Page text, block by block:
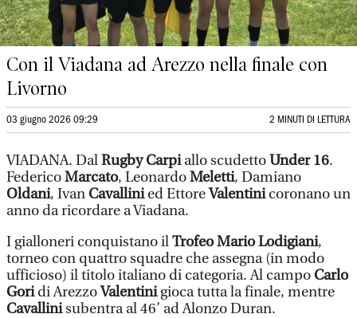
Con il Viadana ad Arezzo nella finale con
Livorno
03 giugno 2026 09:29 2 MINUTI DI LETTURA
VIADANA. DalRugby Carpiallo scudettoUnder 16.
FedericoMarcato, LeonardoMeletti, Damiano
Oldani, Ivan Cavallinied EttoreValentinicoronano un
anno da ricordare a Viadana.
I gialloneri conquistano ilTrofeo Mario Lodigiani,
torneo con quattro squadre che assegna (in modo
ufficioso) il titolo italiano di categoria. Al campo Carlo
Goridi ArezzoValentinigioca tutta la finale, mentre
Cavallinisubentra al 46’ ad Alonzo Duran.